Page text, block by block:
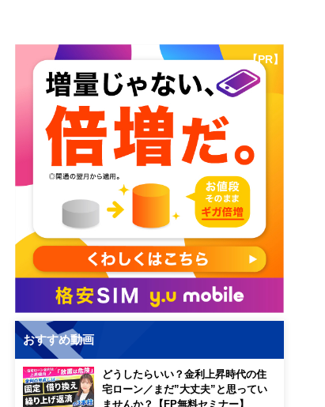
【PR】
おすすめ動画
どうしたらいい？金利上昇時代の住
宅ローン／まだ”大丈夫”と思ってい
ませんか？【FP無料セミナー】